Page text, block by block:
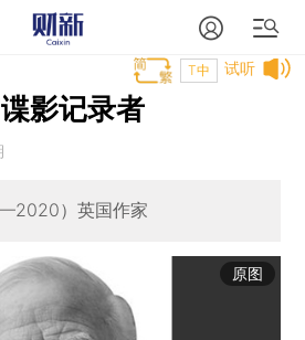
试听
T中
影记录者
）英国作家
原图